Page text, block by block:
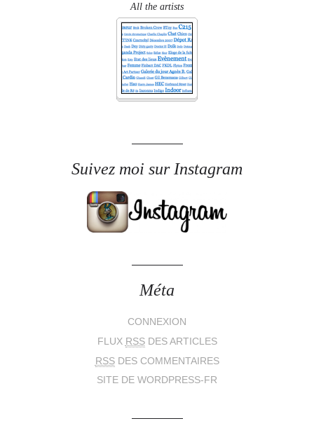
All the artists
Suivez moi sur Instagram
Méta
CONNEXION
FLUX RSSDES ARTICLES
RSSDES COMMENTAIRES
SITE DE WORDPRESS-FR